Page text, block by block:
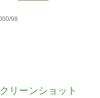
98
リーンショット